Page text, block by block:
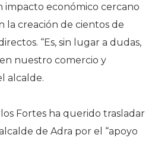
impacto económico cercano
la creación de cientos de
“Es, sin lugar a dudas,
nuestro comercio y
alcalde.
Fortes ha querido trasladar
de Adra por el “apoyo